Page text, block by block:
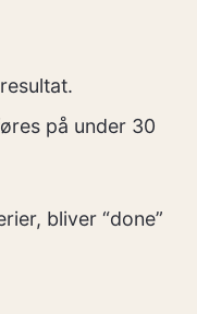
på under 30
bliver “done”